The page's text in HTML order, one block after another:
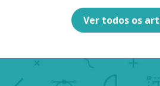
Ver todos os